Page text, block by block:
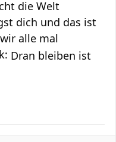
die Welt
dich und das ist
alle mal
Dran bleiben ist